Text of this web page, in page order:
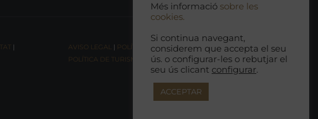
|
AVISO LEGAL | POLÍTICA DE COOKIES |POLÍTICA DE PRIVACIDAD|
POLÍTICA DE TURISMO RESPONSABLE
Més informació sobre les
cookies.
Si continua navegant,
considerem que accepta el seu
ús. o configurar-les o rebutjar el
seu ús clicant configurar.
ACCEPTAR